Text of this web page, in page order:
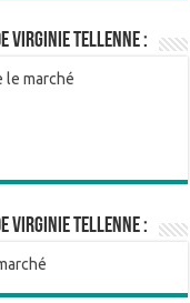
Virginie Tellenne :
Virginie Tellenne :